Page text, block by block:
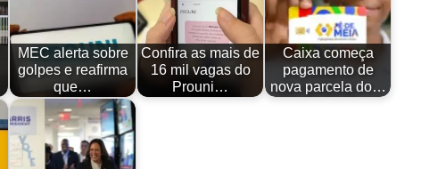
MEC alerta sobre
golpes e reafirma
que…
Confira as mais de
16 mil vagas do
Prouni…
Caixa começa
pagamento de
nova parcela do…